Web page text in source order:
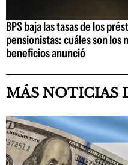
BPS baja las tasas de los
pensionistas: cuáles son los
beneficios anunció
MÁS NOTICIAS